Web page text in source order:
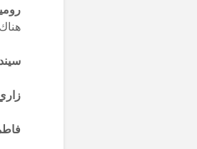
رومينا 27
زاري
فاطمة